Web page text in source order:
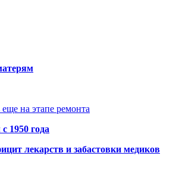
на этапе ремонта
1950 года
лекарств и забастовки медиков